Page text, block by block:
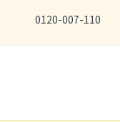
0120-007-110